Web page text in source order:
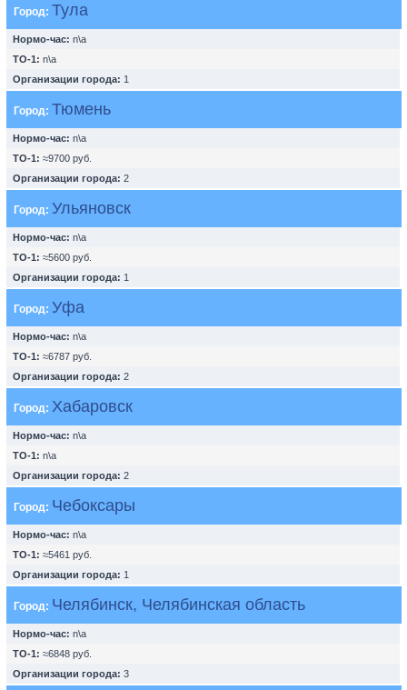
Город: Тула
Нормо-час: n\a
ТО-1: n\a
Организации города: 1
Город: Тюмень
Нормо-час: n\a
ТО-1: ≈9700 руб.
Организации города: 2
Город: Ульяновск
Нормо-час: n\a
ТО-1: ≈5600 руб.
Организации города: 1
Город: Уфа
Нормо-час: n\a
ТО-1: ≈6787 руб.
Организации города: 2
Город: Хабаровск
Нормо-час: n\a
ТО-1: n\a
Организации города: 2
Город: Чебоксары
Нормо-час: n\a
ТО-1: ≈5461 руб.
Организации города: 1
Город: Челябинск, Челябинская область
Нормо-час: n\a
ТО-1: ≈6848 руб.
Организации города: 3